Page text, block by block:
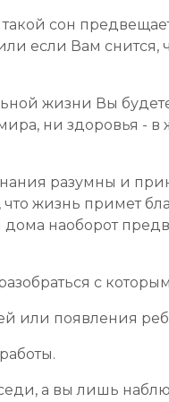
сон
если Вам снится,
жизни Вы
ни здоровья - в
разумны и
жизнь примет
наоборот
с
или появления
а вы лишь